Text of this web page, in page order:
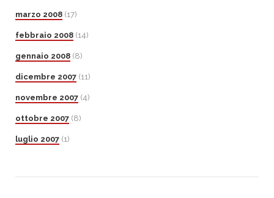
marzo 2008 (17)
febbraio 2008 (14)
gennaio 2008 (8)
dicembre 2007 (11)
novembre 2007 (4)
ottobre 2007 (8)
luglio 2007 (1)